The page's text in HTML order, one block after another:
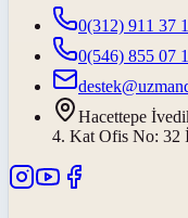
0(312) 911 37
0(546) 855 07
Hacettepe
4. Kat Ofis No: